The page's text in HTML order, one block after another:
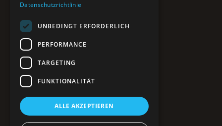
POIs entdecken
Interaktive Karte
Reiseblog
Reiseinfos & Tipps
Impressum
Datenschutz
Datenschutzrichtlinie
UNBEDINGT ERFORDERLICH
PERFORMANCE
TARGETING
FUNKTIONALITÄT
ALLE AKZEPTIEREN